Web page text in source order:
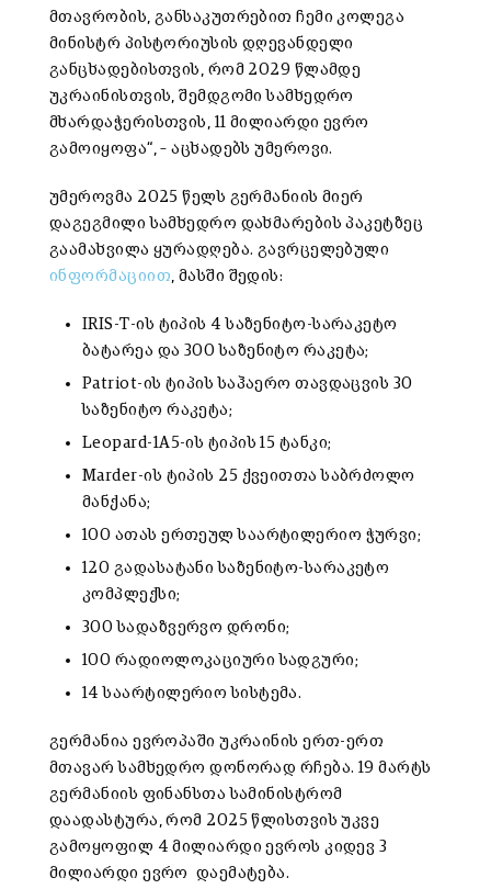
მთავრობის, განსაკუთრებით ჩემი კოლეგა
მინისტრ პისტორიუსის დღევანდელი
განცხადებისთვის, რომ 2029 წლამდე
უკრაინისთვის, შემდგომი სამხედრო
მხარდაჭერისთვის, 11 მილიარდი ევრო
გამოიყოფა“, – აცხადებს უმეროვი.
უმეროვმა 2025 წელს გერმანიის მიერ
დაგეგმილი სამხედრო დახმარების პაკეტზეც
გაამახვილა ყურადღება. გავრცელებული
ინფორმაციით , მასში შედის:
IRIS-T-ის ტიპის 4 საზენიტო-სარაკეტო
ბატარეა და 300 საზენიტო რაკეტა;
Patriot-ის ტიპის საჰაერო თავდაცვის 30
საზენიტო რაკეტა;
Leopard-1A5-ის ტიპის 15 ტანკი;
Marder-ის ტიპის 25 ქვეითთა საბრძოლო
მანქანა;
100 ათას ერთეულ საარტილერიო ჭურვი;
120 გადასატანი საზენიტო-სარაკეტო
კომპლექსი;
300 სადაზვერვო დრონი;
100 რადიოლოკაციური სადგური;
14 საარტილერიო სისტემა.
გერმანია ევროპაში უკრაინის ერთ-ერთ
მთავარ სამხედრო დონორად რჩება. 19 მარტს
გერმანიის ფინანსთა სამინისტრომ
დაადასტურა, რომ 2025 წლისთვის უკვე
გამოყოფილ 4 მილიარდი ევროს კიდევ 3
მილიარდი ევრო დაემატება.